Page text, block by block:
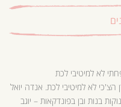
לא למיטיבי לכת
הצ'כי לא למיטיבי לכת. אנדה יואל
בנות ובן בפונדקאות – יוגב